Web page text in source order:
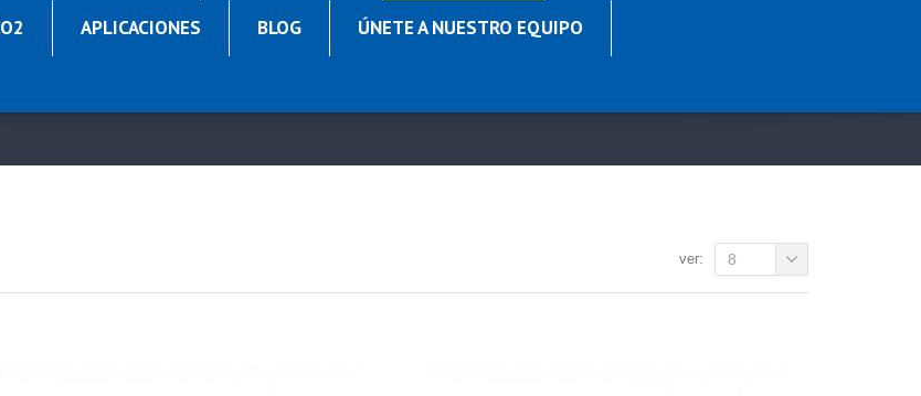
APLICACIONES BLOG ÚNETE A NUESTRO EQUIPO
ver: 8